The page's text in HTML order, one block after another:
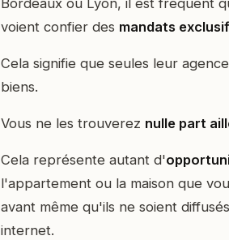
Bordeaux ou Lyon, il est fréquent
voient confier des mandats
Cela signifie que seules leur
biens.
Vous ne les trouverez nulle part
Cela représente autant d'
l'appartement ou la maison que
avant même qu'ils ne soient
internet.